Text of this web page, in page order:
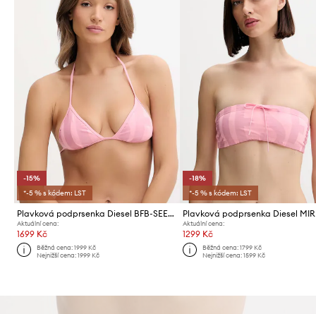
-15%
*-5 % s kódem: LST
Plavková podprsenka Diesel BFB-SEES-A BRA
Aktuální cena:
1699 Kč
Běžná cena:1999 Kč
Nejnižší cena:1999 Kč
-18%
*-5 % s kódem: LST
Aktuální cena:
1299 Kč
Běžná cena: 1799 Kč
Nejnižší cena: 1599 Kč